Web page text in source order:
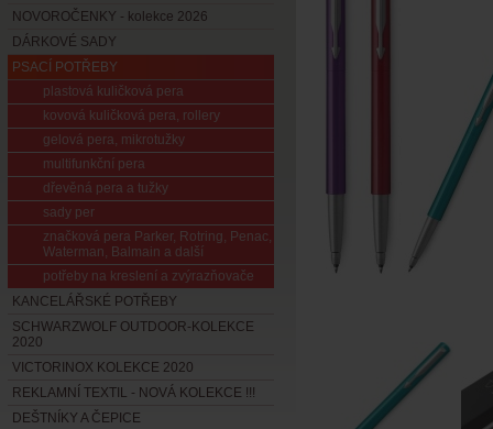
NOVOROČENKY - kolekce 2026
DÁRKOVÉ SADY
PSACÍ POTŘEBY
plastová kuličková pera
kovová kuličková pera, rollery
gelová pera, mikrotužky
multifunkční pera
dřevěná pera a tužky
sady per
značková pera Parker, Rotring, Penac,
Waterman, Balmain a další
potřeby na kreslení a zvýrazňovače
KANCELÁŘSKÉ POTŘEBY
SCHWARZWOLF OUTDOOR-KOLEKCE
2020
VICTORINOX KOLEKCE 2020
REKLAMNÍ TEXTIL - NOVÁ KOLEKCE !!!
DEŠTNÍKY A ČEPICE